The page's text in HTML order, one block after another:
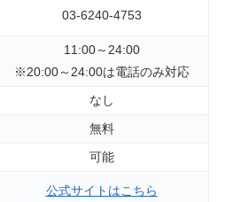
03-6240-4753
11:00～24:00
※20:00～24:00は電話のみ対応
なし
無料
可能
公式サイトはこちら